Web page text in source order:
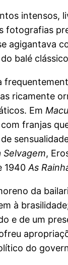
intensos,
fotografias
agigantava
balé
ricamente
Em
franjas
Selvagem,
1940 As
da
à
e de um
do